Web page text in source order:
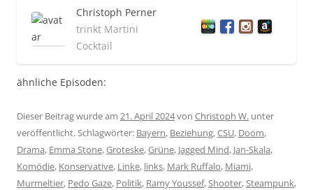
Christoph Perner
trinkt Martini
Cocktail
ähnliche Episoden:
Dieser Beitrag wurde am 21. April 2024von Christoph W. unter
veröffentlicht. Schlagwörter: Bayern, Beziehung,CSU, Doom,
Drama, Emma Stone,Groteske,Grüne, Jagged Mind, Jan-Skala,
Komödie, Konservative, Linke, links, Mark Ruffalo, Miami,
Murmeltier, Pedo Gaze, Politik, Ramy Youssef, Shooter, Steampunk,